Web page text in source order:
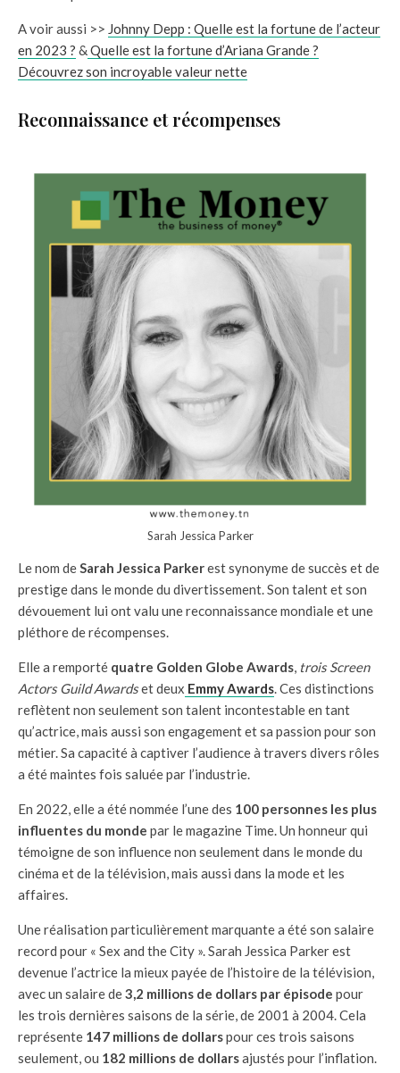
A voir aussi >> Johnny Depp : Quelle est la fortune de l’acteur
en 2023 ? &Quelle est la fortune d’Ariana Grande ?
Découvrez son incroyable valeur nette
Reconnaissance et récompenses
Sarah Jessica Parker
Le nom deSarah Jessica Parkerest synonyme de succès et de
prestige dans le monde du divertissement. Son talent et son
dévouement lui ont valu une reconnaissance mondiale et une
pléthore de récompenses.
Elle a remporté quatre Golden Globe Awards, trois Screen
Actors Guild Awardset deux Emmy Awards. Ces distinctions
reflètent non seulement son talent incontestable en tant
qu’actrice, mais aussi son engagement et sa passion pour son
métier. Sa capacité à captiver l’audience à travers divers rôles
a été maintes fois saluée par l’industrie.
En 2022, elle a été nommée l’une des 100 personnes les plus
influentes du monde par le magazine Time. Un honneur qui
témoigne de son influence non seulement dans le monde du
cinéma et de la télévision, mais aussi dans la mode et les
affaires.
Une réalisation particulièrement marquante a été son salaire
record pour « Sex and the City ». Sarah Jessica Parker est
devenue l’actrice la mieux payée de l’histoire de la télévision,
avec un salaire de3,2 millions de dollars par épisode pour
les trois dernières saisons de la série, de 2001 à 2004. Cela
représente 147 millions de dollarspour ces trois saisons
seulement, ou 182 millions de dollarsajustés pour l’inflation.